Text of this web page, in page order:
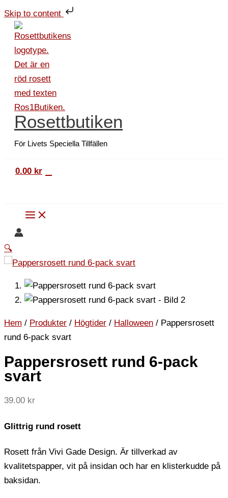
Skip to content
till
innehåll
Rosettbutiken
För Livets Speciella Tillfällen
0.00 kr
🔍
Hem / Produkter / Högtider / Halloween / Pappersrosett
rund 6-pack svart
Pappersrosett rund 6-pack
svart
39.00 kr
Glittrig rund rosett
Rosett från Vivi Gade Design. Är tillverkad av
kvalitetspapper, vit på insidan och har en klisterkudde på
baksidan.
rund
pack
svart
mängd